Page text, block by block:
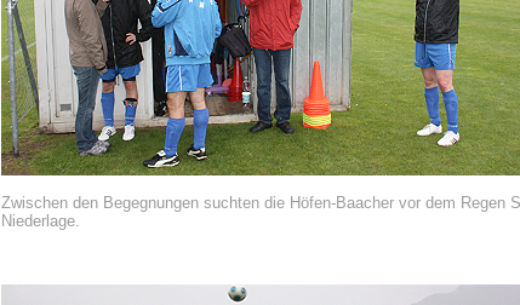
Zwischen den Begegnungen suchten die Höfen-Baacher vor dem
Niederlage.